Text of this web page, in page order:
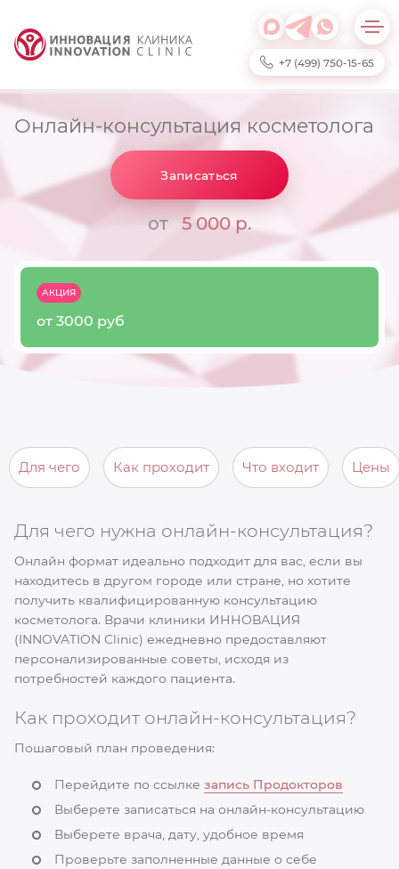
+7 (499) 750-15-65
Онлайн-консультация косметолога
Записаться
от 5 000 р.
АКЦИЯ
от 3000 руб
Для чего Как проходит Что входит Цены
Для чего нужна онлайн-консультация?
Онлайн формат идеально подходит для вас, если вы
находитесь в другом городе или стране, но хотите
получить квалифицированную консультацию
косметолога. Врачи клиники ИННОВАЦИЯ
(INNOVATION Clinic) ежедневно предоставляют
персонализированные советы, исходя из
потребностей каждого пациента.
Как проходит онлайн-консультация?
Пошаговый план проведения:
Перейдите по ссылке запись Продокторов
Выберете записаться на онлайн-консультацию
Выберете врача, дату, удобное время
Проверьте заполненные данные о себе